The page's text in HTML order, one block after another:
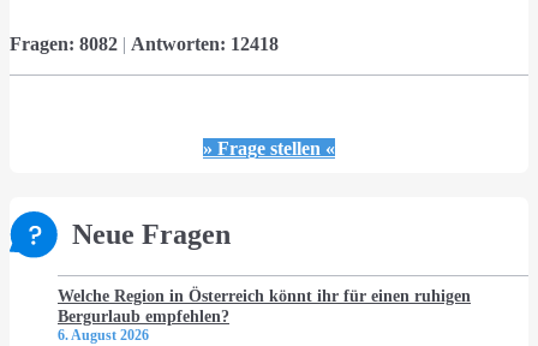
Fragen: 8082 | Antworten: 12418
» Frage stellen «
Neue Fragen
Welche Region in Österreich könnt ihr für einen ruhigen
Bergurlaub empfehlen?
6. August 2026